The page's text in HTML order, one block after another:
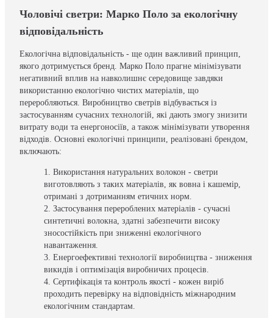
Чоловічі светри: Марко Поло за екологічну
відповідальність
Екологічна відповідальність - ще один важливий принцип,
якого дотримується бренд. Марко Поло прагне мінімізувати
негативний вплив на навколишнє середовище завдяки
використанню екологічно чистих матеріалів, що
переробляються. Виробництво светрів відбувається із
застосуванням сучасних технологій, які дають змогу знизити
витрату води та енергоносіїв, а також мінімізувати утворення
відходів. Основні екологічні принципи, реалізовані брендом,
включають:
Використання натуральних волокон - светри
виготовляють з таких матеріалів, як вовна і кашемір,
отримані з дотриманням етичних норм.
Застосування перероблених матеріалів - сучасні
синтетичні волокна, здатні забезпечити високу
зносостійкість при зниженні екологічного
навантаження.
Енергоефективні технології виробництва - зниження
викидів і оптимізація виробничих процесів.
Сертифікація та контроль якості - кожен виріб
проходить перевірку на відповідність міжнародним
екологічним стандартам.